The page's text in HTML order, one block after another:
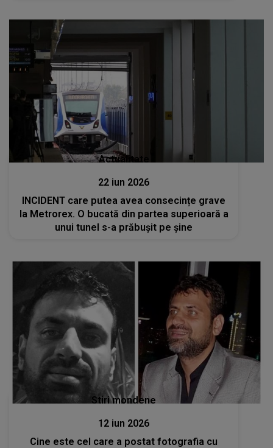
Actualitate
22 iun 2026
INCIDENT care putea avea consecințe grave
la Metrorex. O bucată din partea superioară a
unui tunel s-a prăbușit pe șine
Stiri mondene
12 iun 2026
Cine este cel care a postat fotografia cu